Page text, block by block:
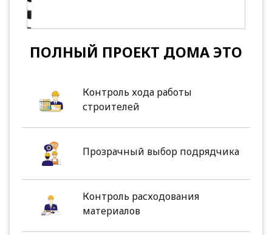
ПОЛНЫЙ ПРОЕКТ ДОМА ЭТО
Контроль хода работы
строителей
Прозрачный выбор подрядчика
Контроль расходования
материалов